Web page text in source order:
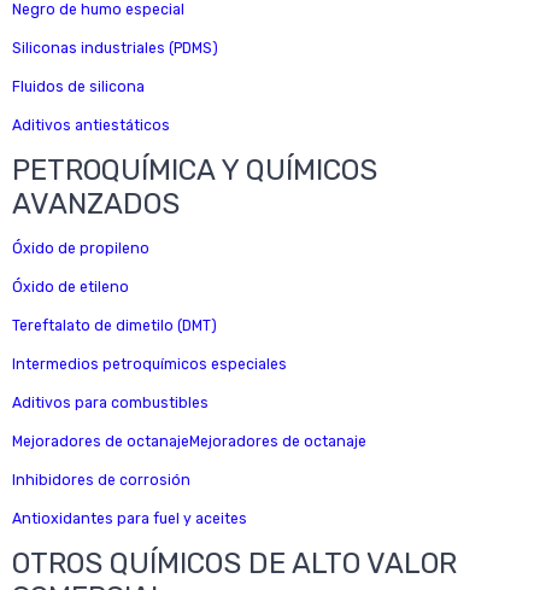
Negro de humo especial
Siliconas industriales (PDMS)
Fluidos de silicona
Aditivos antiestáticos
PETROQUÍMICA Y QUÍMICOS
AVANZADOS
Óxido de propileno
Óxido de etileno
Tereftalato de dimetilo (DMT)
Intermedios petroquímicos especiales
Aditivos para combustibles
Mejoradores de octanajeMejoradores de octanaje
Inhibidores de corrosión
Antioxidantes para fuel y aceites
OTROS QUÍMICOS DE ALTO VALOR